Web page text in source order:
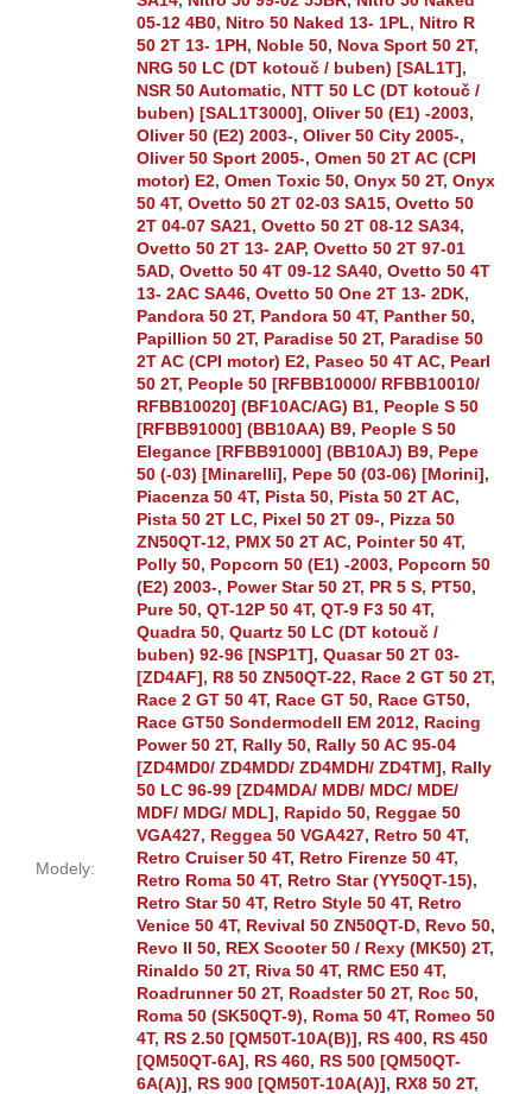
Modely:
05-12 4B0, Nitro 50 Naked 13- 1PL, Nitro R
50 2T 13- 1PH, Noble 50, Nova Sport 50 2T,
NRG 50 LC (DT kotouč / buben) [SAL1T],
NSR 50 Automatic, NTT 50 LC (DT kotouč /
buben) [SAL1T3000], Oliver 50 (E1) -2003,
Oliver 50 (E2) 2003-, Oliver 50 City 2005-,
Oliver 50 Sport 2005-, Omen 50 2T AC (CPI
motor) E2, Omen Toxic 50, Onyx 50 2T, Onyx
50 4T, Ovetto 50 2T 02-03 SA15, Ovetto 50
2T 04-07 SA21, Ovetto 50 2T 08-12 SA34,
Ovetto 50 2T 13- 2AP, Ovetto 50 2T 97-01
5AD, Ovetto 50 4T 09-12 SA40, Ovetto 50 4T
13- 2AC SA46, Ovetto 50 One 2T 13- 2DK,
Pandora 50 2T, Pandora 50 4T, Panther 50,
Papillion 50 2T, Paradise 50 2T, Paradise 50
2T AC (CPI motor) E2, Paseo 50 4T AC, Pearl
50 2T, People 50 [RFBB10000/ RFBB10010/
RFBB10020] (BF10AC/AG) B1, People S 50
[RFBB91000] (BB10AA) B9, People S 50
Elegance [RFBB91000] (BB10AJ) B9, Pepe
50 (-03) [Minarelli], Pepe 50 (03-06) [Morini],
Piacenza 50 4T, Pista 50, Pista 50 2T AC,
Pista 50 2T LC, Pixel 50 2T 09-, Pizza 50
ZN50QT-12, PMX 50 2T AC, Pointer 50 4T,
Polly 50, Popcorn 50 (E1) -2003, Popcorn 50
(E2) 2003-, Power Star 50 2T, PR 5 S, PT50,
Pure 50, QT-12P 50 4T, QT-9 F3 50 4T,
Quadra 50, Quartz 50 LC (DT kotouč /
buben) 92-96 [NSP1T], Quasar 50 2T 03-
[ZD4AF], R8 50 ZN50QT-22, Race 2 GT 50 2T,
Race 2 GT 50 4T, Race GT 50, Race GT50,
Race GT50 Sondermodell EM 2012, Racing
Power 50 2T, Rally 50, Rally 50 AC 95-04
[ZD4MD0/ ZD4MDD/ ZD4MDH/ ZD4TM], Rally
50 LC 96-99 [ZD4MDA/ MDB/ MDC/ MDE/
MDF/ MDG/ MDL], Rapido 50, Reggae 50
VGA427, Reggea 50 VGA427, Retro 50 4T,
Retro Cruiser 50 4T, Retro Firenze 50 4T,
Retro Roma 50 4T, Retro Star (YY50QT-15),
Retro Star 50 4T, Retro Style 50 4T, Retro
Venice 50 4T, Revival 50 ZN50QT-D, Revo 50,
Revo II 50, REX Scooter 50 / Rexy (MK50) 2T,
Rinaldo 50 2T, Riva 50 4T, RMC E50 4T,
Roadrunner 50 2T, Roadster 50 2T, Roc 50,
Roma 50 (SK50QT-9), Roma 50 4T, Romeo 50
4T, RS 2.50 [QM50T-10A(B)], RS 400, RS 450
[QM50QT-6A], RS 460, RS 500 [QM50QT-
6A(A)], RS 900 [QM50T-10A(A)], RX8 50 2T,